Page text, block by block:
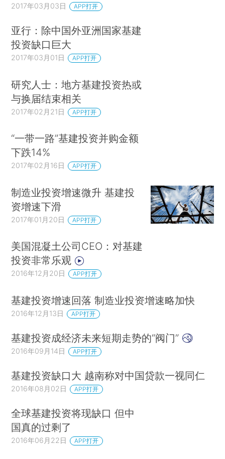
2017年03月03日 APP打开
亚行：除中国外亚洲国家基建
投资缺口巨大
2017年03月01日 APP打开
研究人士：地方基建投资热或
与换届结束相关
2017年02月21日 APP打开
“一带一路”基建投资并购金额
下跌14%
2017年02月16日 APP打开
制造业投资增速微升 基建投
资增速下滑
2017年01月20日 APP打开
美国混凝土公司CEO：对基建
投资非常乐观
2016年12月20日 APP打开
基建投资增速回落 制造业投资增速略加快
2016年12月13日 APP打开
基建投资成经济未来短期走势的“阀门”
2016年09月14日 APP打开
基建投资缺口大 越南称对中国贷款一视同仁
2016年08月02日 APP打开
全球基建投资将现缺口 但中
国真的过剩了
2016年06月22日 APP打开